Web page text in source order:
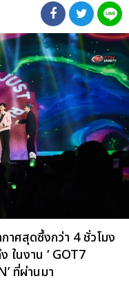
าศสุดซึ้งกว่า 4 ชั่วโมง
ในงาน ‘ GOT7
ที่ผ่านมา